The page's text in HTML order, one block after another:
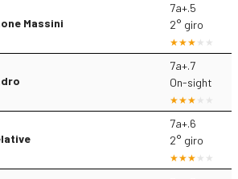
Massini
7a+.5
2° giro
7a+.7
On-sight
7a+.6
2° giro